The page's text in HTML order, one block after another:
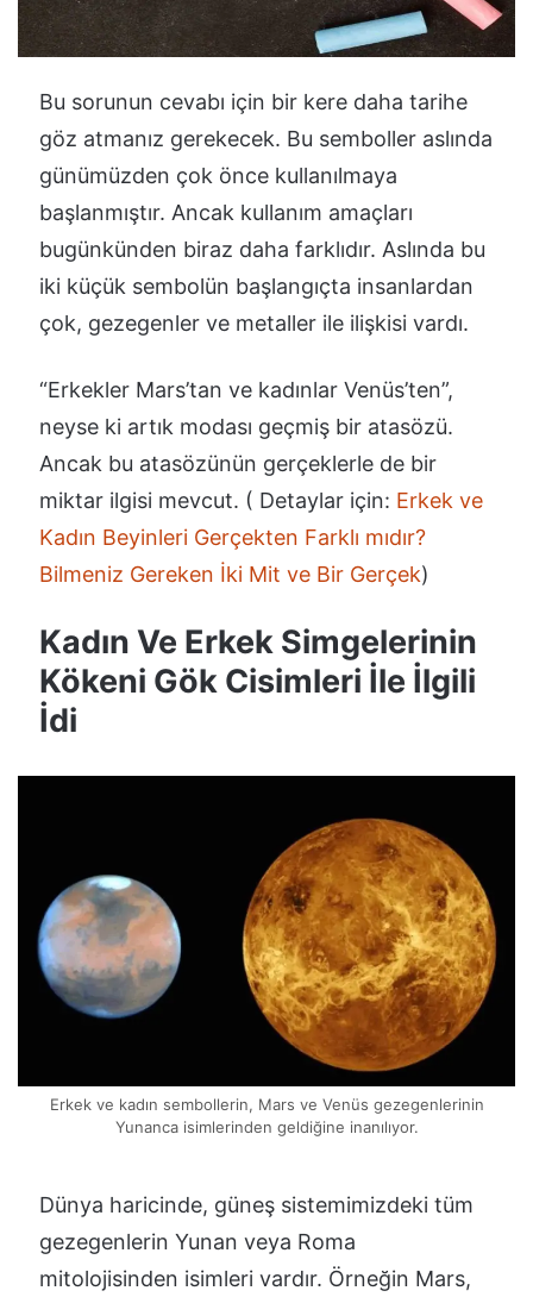
Bu sorunun cevabı için bir kere daha tarihe
göz atmanız gerekecek. Bu semboller aslında
günümüzden çok önce kullanılmaya
başlanmıştır. Ancak kullanım amaçları
bugünkünden biraz daha farklıdır. Aslında bu
iki küçük sembolün başlangıçta insanlardan
çok, gezegenler ve metaller ile ilişkisi vardı.
“Erkekler Mars’tan ve kadınlar Venüs’ten”,
neyse ki artık modası geçmiş bir atasözü.
Ancak bu atasözünün gerçeklerle de bir
miktar ilgisi mevcut. ( Detaylar için: Erkek ve
Kadın Beyinleri Gerçekten Farklı mıdır?
Bilmeniz Gereken İki Mit ve Bir Gerçek)
Kadın Ve Erkek Simgelerinin
Kökeni Gök Cisimleri İle İlgili
İdi
Erkek ve kadın sembollerin, Mars ve Venüs gezegenlerinin
Yunanca isimlerinden geldiğine inanılıyor.
Dünya haricinde, güneş sistemimizdeki tüm
gezegenlerin Yunan veya Roma
mitolojisinden isimleri vardır. Örneğin Mars,